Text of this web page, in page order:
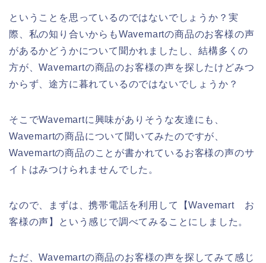
ということを思っているのではないでしょうか？実
際、私の知り合いからもWavemartの商品のお客様の声
があるかどうかについて聞かれましたし、結構多くの
方が、Wavemartの商品のお客様の声を探したけどみつ
からず、途方に暮れているのではないでしょうか？
そこでWavemartに興味がありそうな友達にも、
Wavemartの商品について聞いてみたのですが、
Wavemartの商品のことが書かれているお客様の声のサ
イトはみつけられませんでした。
なので、まずは、携帯電話を利用して【Wavemart お
客様の声】という感じで調べてみることにしました。
ただ、Wavemartの商品のお客様の声を探してみて感じ